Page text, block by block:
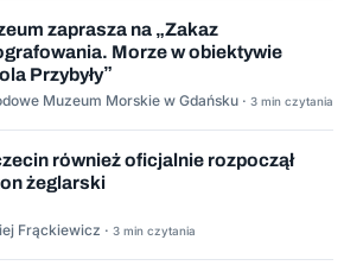
zaprasza na „Zakaz
Morze w obiektywie
Przybyły”
Muzeum Morskie w Gdańsku · 3 min czytania
również oficjalnie rozpoczął
żeglarski
Frąckiewicz · 3 min czytania